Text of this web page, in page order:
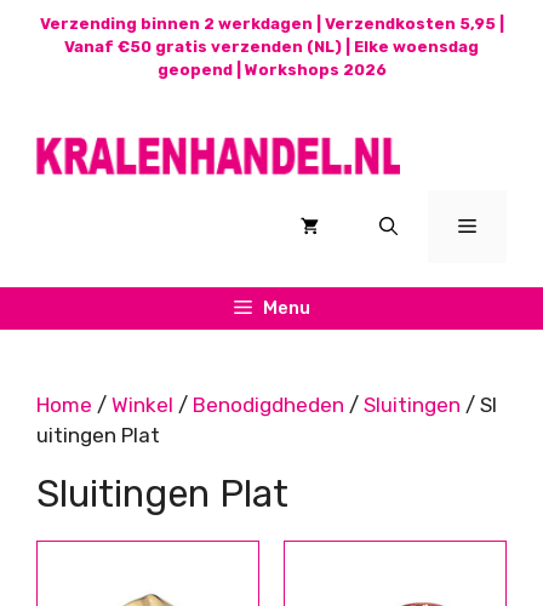
Verzending binnen 2 werkdagen | Verzendkosten 5,95 |
Vanaf €50 gratis verzenden (NL) | Elke woensdag
geopend | Workshops 2026
Menu
Menu
Home / Winkel / Benodigdheden / Sluitingen / Sl
uitingen Plat
Sluitingen Plat